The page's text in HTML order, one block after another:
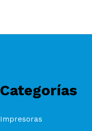
Categorías
Impresoras